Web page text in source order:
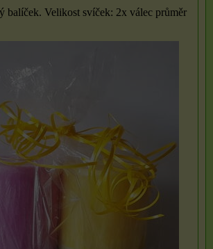
balíček. Velikost svíček: 2x válec průměr